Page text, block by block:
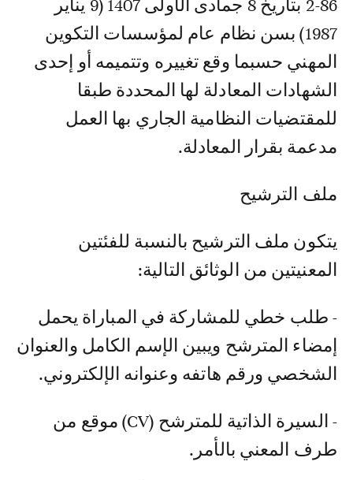
86-2 بتاريخ 8 جمادى الأولى 1407 (9 يناير
1987) بسن نظام عام لمؤسسات التكوين
المهني حسبما وقع تغييره وتتميمه أو إحدى
الشهادات المعادلة لها المحددة طبقا
للمقتضيات النظامية الجاري بها العمل
مدعمة بقرار المعادلة.
ملف الترشيح
يتكون ملف الترشيح بالنسبة للفئتين
المعنيتين من الوثائق التالية:
- طلب خطي للمشاركة في المباراة يحمل
إمضاء المترشح ويبين الإسم الكامل والعنوان
الشخصي ورقم هاتفه وعنوانه الإلكتروني.
- السيرة الذاتية للمترشح (CV) موقع من
طرف المعني بالأمر.